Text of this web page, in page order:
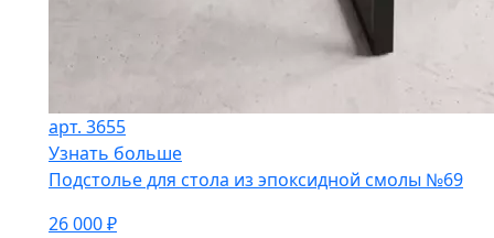
арт. 3655
Узнать больше
Подстолье для стола из эпоксидной смолы №69
26 000 ₽